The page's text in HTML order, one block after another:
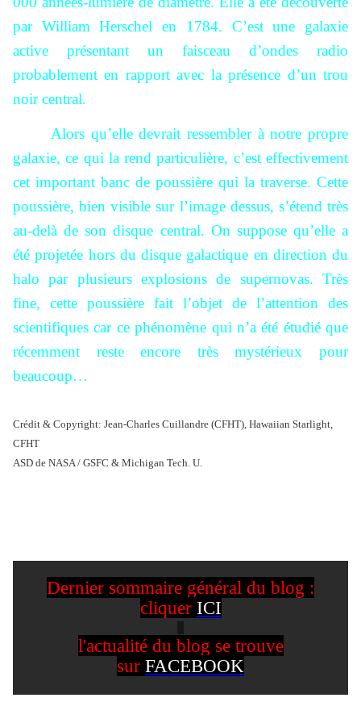
par William Herschel en 1784. C’est une galaxie
active présentant un faisceau d’ondes radio
probablement en rapport avec la présence d’un trou
noir central.
Alors qu’elle devrait ressembler à notre propre
galaxie, ce qui la rend particulière, c’est effectivement
cet important banc de poussière qui la traverse. Cette
poussière, bien visible sur l’image dessus, s’étend très
au-delà de son disque central. On suppose qu’elle a
été projetée hors du disque galactique en direction du
halo par plusieurs explosions de supernovas. Très
fine, cette poussière fait l’objet de l’attention des
scientifiques car ce phénomène qui n’a été étudié que
récemment reste encore très mystérieux pour
beaucoup…
Crédit & Copyright: Jean-Charles Cuillandre (CFHT), Hawaiian Starlight,
CFHT
ASD de NASA / GSFC & Michigan Tech. U.
Dernier sommaire général du blog :
cliquer ICI
l'actualité du blog se trouve
sur FACEBOOK